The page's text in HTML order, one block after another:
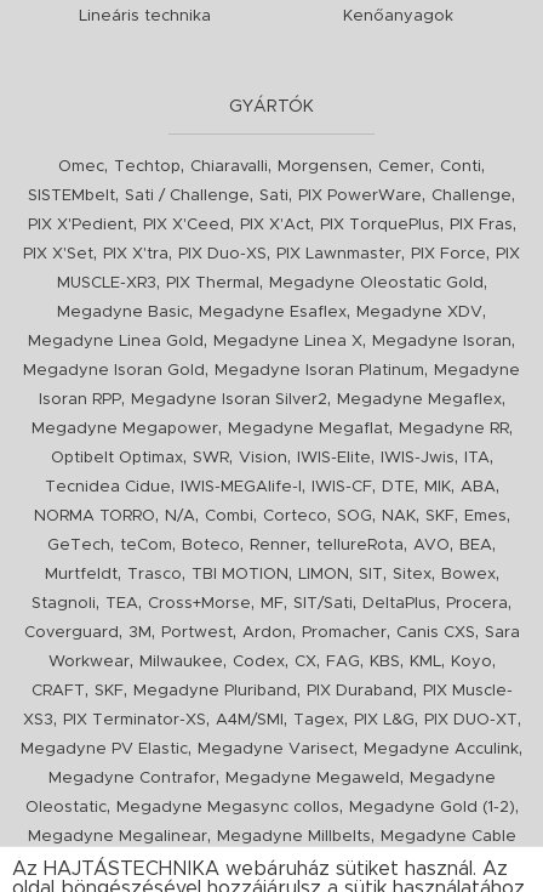
Lineáris technika
Kenőanyagok
GYÁRTÓK
Omec, Techtop, Chiaravalli, Morgensen, Cemer, Conti,
SISTEMbelt, Sati / Challenge, Sati, PIX PowerWare, Challenge,
PIX X'Pedient, PIX X'Ceed , PIX X'Act, PIX TorquePlus, PIX Fras,
PIX X'Set, PIX X'tra, PIX Duo-XS, PIX Lawnmaster, PIX Force,
PIX
MUSCLE-XR3, PIX Thermal , Megadyne Oleostatic Gold ,
Megadyne Basic, Megadyne Esaflex, Megadyne XDV,
Megadyne Linea Gold , Megadyne Linea X, Megadyne Isoran,
Megadyne Isoran Gold , Megadyne Isoran Platinum,
Megadyne
Isoran RPP, Megadyne Isoran Silver2, Megadyne Megaflex,
Megadyne Megapower, Megadyne Megaflat, Megadyne RR,
Optibelt Optimax, SWR, Vision, IWIS-Elite, IWIS-Jwis, ITA,
Tecnidea Cidue, IWIS-MEGAlife-I , IWIS-CF, DTE, MIK, ABA,
NORMA TORRO, N/A, Combi, Corteco, SOG, NAK, SKF, Emes,
GeTech, teCom, Boteco, Renner, tellureRota, AVO, BEA,
Murtfeldt, Trasco, TBI MOTION , LIMON , SIT, Sitex, Bowex,
Stagnoli, TEA, Cross+Morse, MF, SIT/Sati, DeltaPlus, Procera,
Coverguard , 3M , Portwest, Ardon, Promacher, Canis CXS, Sara
Workwear, Milwaukee, Codex, CX, FAG, KBS, KML, Koyo,
CRAFT, SKF, Megadyne Pluriband , PIX Duraband ,
PIX Muscle-
XS3, PIX Terminator-XS, A4M/SMI , Tagex, PIX L&G, PIX DUO-XT,
Megadyne PV Elastic, Megadyne Varisect, Megadyne Acculink,
Megadyne Contrafor, Megadyne Megaweld ,
Megadyne
Oleostatic, Megadyne Megasync collos, Megadyne Gold (1-2),
Megadyne Megalinear, Megadyne Millbelts,
Megadyne Cable
Pull, PIX X'Ceed,Megadyne Pull Down, Optibelt VB,Mitsuboshi
Az HAJTÁSTECHNIKA webáruház sütiket használ. Az